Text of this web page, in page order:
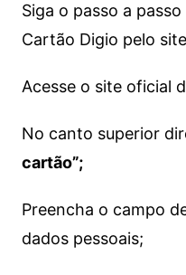
Siga o passo a
Cartão Digio pelo
Acesse o site oficial
No canto superior
cartão”;
Preencha o campo
dados pessoais;